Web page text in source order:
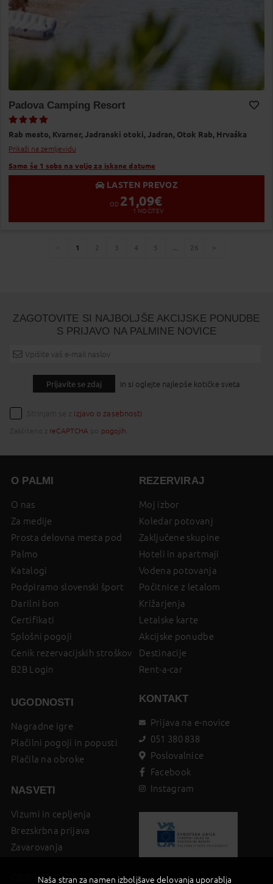
Padova Camping Resort
Rab mesto, Kvarner, Jadranski otoki, Jadran, Otok Rab, Hrvaška
Prikaži na zemljevidu
Samo še 1 soba na voljo za iskane datume
LASTEN PREVOZ
OD 21,09€
1 NOČITEV
You're
1
page
2
page
3 4
page
5
page
...
page
26
ZAGOTOVITE SI NAJBOLJŠE AKCIJSKE PONUDBE
S PRIJAVO NA PALMINE NOVICE
Prijavite se zdaj In si oglejte najlepše kotičke sveta
Strinjam se z izjavo o zasebnosti
Zaščiteno z reCAPTCHA pogojih
O PALMI
O nas
Za medije
Prosta delovna mesta pod
Palmo
Katalogi
Podpiramo slovenski šport
Darilni bon
Certifikati
Splošni pogoji
Cenik rezervacijskih stroškov
B2B Login
UGODNOSTI
Nagradne igre
Plačilni pogoji in popusti
Plačila na obroke
NASVETI
Vizumi in cepljenja
Brezskrbna prijava
Zavarovanja
REZERVIRAJ
Moj izbor
Koledar potovanj
Zaključene skupine
Hoteli in apartmaji
Vodena potovanja
Počitnice z letalom
Križarjenja
Letalske karte
Akcijske ponudbe
Destinacije
Rent-a-car
KONTAKT
Prijava na e-novice
051 380 838
Poslovalnice
Facebook
Instagram
CERTIFIKATI
Naša stran za namen izboljšave delovanja uporablja